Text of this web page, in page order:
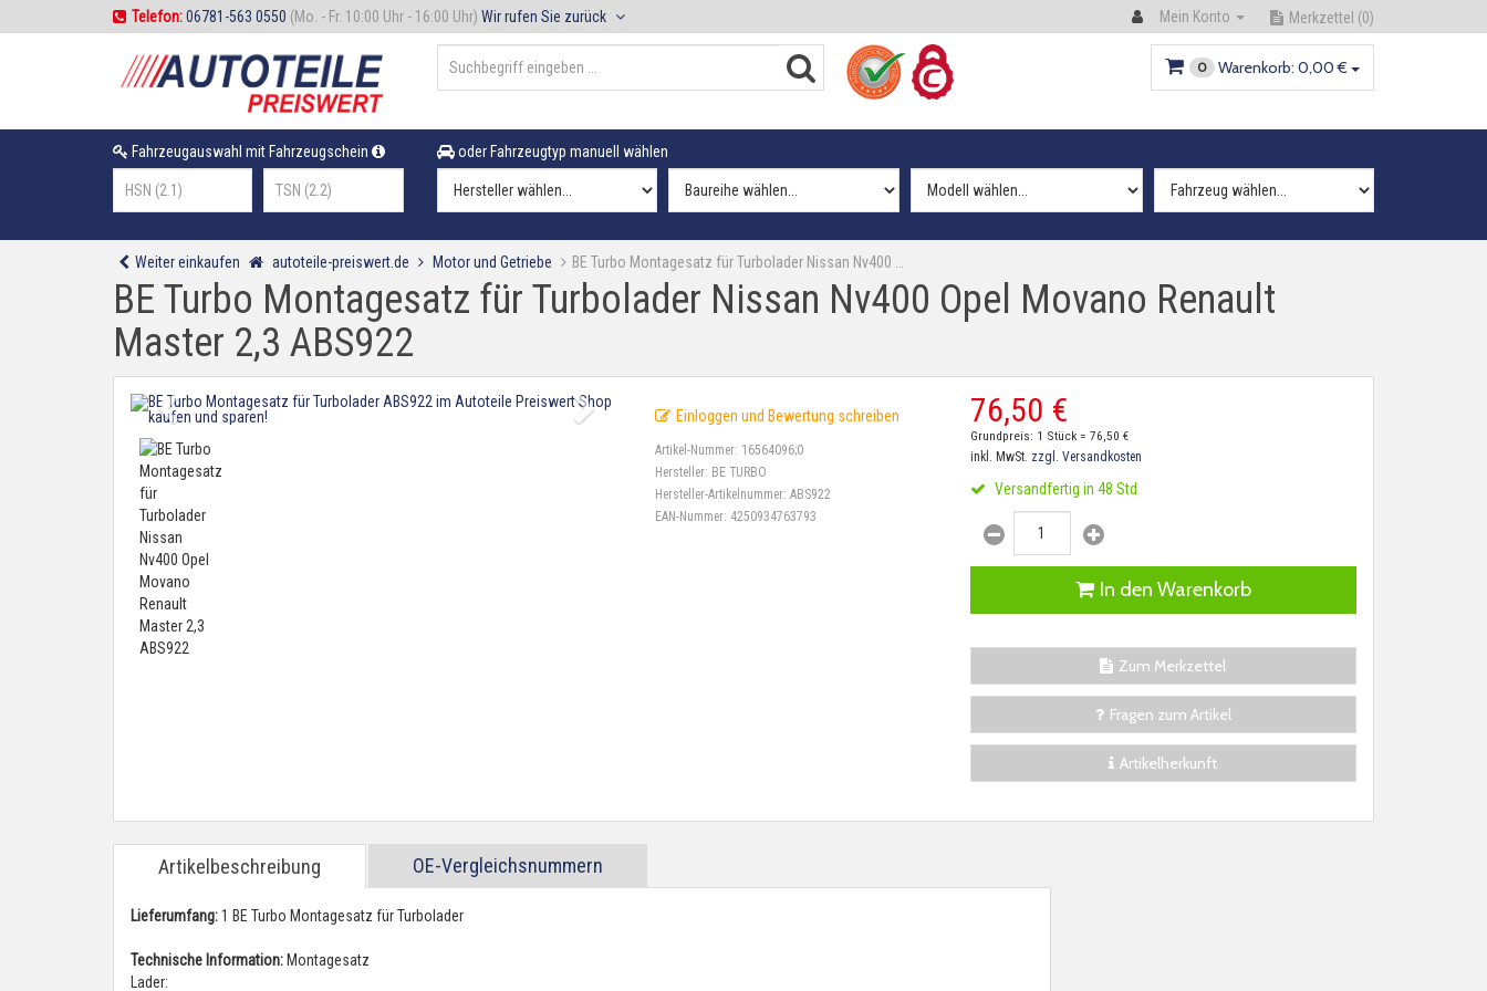
Telefon:06781-563 0550 (Mo. - Fr. 10:00 Uhr - 16:00 Uhr) Wir rufen Sie zurück Mein Konto Merkzettel (0)
0 Warenkorb: 0,00 €
Fahrzeugauswahl mit Fahrzeugschein oder Fahrzeugtyp manuell wählen
Weiter einkaufen autoteile-preiswert.de Motor und Getriebe BE Turbo Montagesatz für Turbolader Nissan Nv400 …
BE Turbo Montagesatz für Turbolader Nissan Nv400 Opel Movano Renault
Master 2,3 ABS922
Einloggen und Bewertung schreiben
Artikel-Nummer: 16564096;0
Hersteller: BE TURBO
Hersteller-Artikelnummer:ABS922
EAN-Nummer: 4250934763793
76,50 €
Grundpreis: 1 Stück = 76,50 €
inkl. MwSt. zzgl. Versandkosten
Versandfertig in 48 Std
In den Warenkorb
Zum Merkzettel
Fragen zum Artikel
Artikelherkunft
Artikelbeschreibung OE-Vergleichsnummern
Lieferumfang:1 BE Turbo Montagesatz für Turbolader
Technische Information: Montagesatz
Lader: